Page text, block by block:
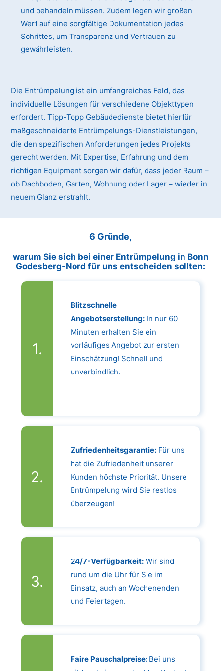
und behandeln müssen. Zudem legen wir großen
Wert auf eine sorgfältige Dokumentation jedes
Schrittes, um Transparenz und Vertrauen zu
gewährleisten.
Die Entrümpelung ist ein umfangreiches Feld, das
individuelle Lösungen für verschiedene Objekttypen
erfordert. Tipp-Topp Gebäudedienste bietet hierfür
maßgeschneiderte Entrümpelungs-Dienstleistungen,
die den spezifischen Anforderungen jedes Projekts
gerecht werden. Mit Expertise, Erfahrung und dem
richtigen Equipment sorgen wir dafür, dass jeder Raum –
ob Dachboden, Garten, Wohnung oder Lager – wieder in
neuem Glanz erstrahlt.
6 Gründe,
warum Sie sich bei einer Entrümpelung in Bonn
Godesberg-Nord für uns entscheiden sollten:
Blitzschnelle
Angebotserstellung:In nur 60
Minuten erhalten Sie ein
vorläufiges Angebot zur ersten
Einschätzung! Schnell und
unverbindlich.
Zufriedenheitsgarantie:Für uns
hat die Zufriedenheit unserer
Kunden höchste Priorität. Unsere
Entrümpelung wird Sie restlos
überzeugen!
24/7-Verfügbarkeit:Wir sind
rund um die Uhr für Sie im
Einsatz, auch an Wochenenden
und Feiertagen.
Faire Pauschalpreise: Bei uns